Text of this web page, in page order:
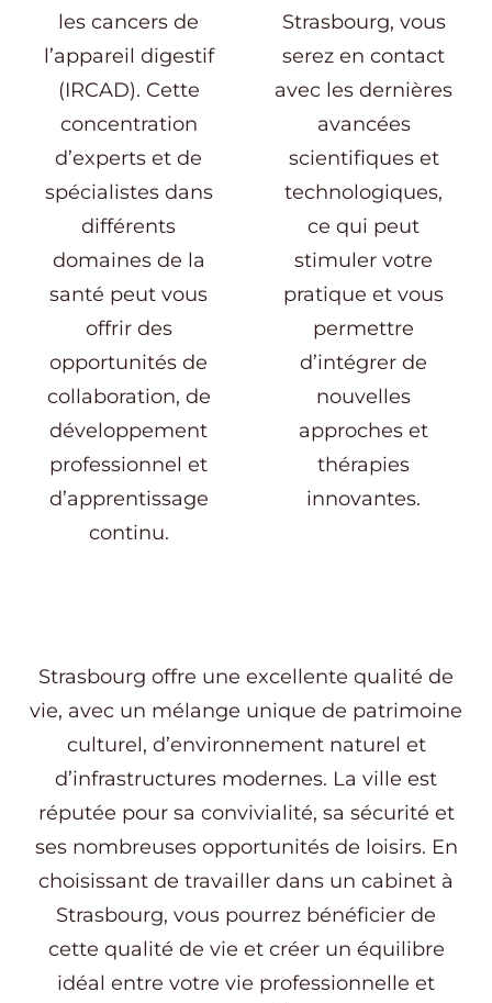
les cancers de
l’appareil digestif
(IRCAD). Cette
concentration
d’experts et de
spécialistes dans
différents
domaines de la
santé peut vous
offrir des
opportunités de
collaboration, de
développement
professionnel et
d’apprentissage
continu.
Strasbourg, vous
serez en contact
avec les dernières
avancées
scientifiques et
technologiques,
ce qui peut
stimuler votre
pratique et vous
permettre
d’intégrer de
nouvelles
approches et
thérapies
innovantes.
Strasbourg offre une excellente qualité de
vie, avec un mélange unique de patrimoine
culturel, d’environnement naturel et
d’infrastructures modernes. La ville est
réputée pour sa convivialité, sa sécurité et
ses nombreuses opportunités de loisirs. En
choisissant de travailler dans un cabinet à
Strasbourg, vous pourrez bénéficier de
cette qualité de vie et créer un équilibre
idéal entre votre vie professionnelle et